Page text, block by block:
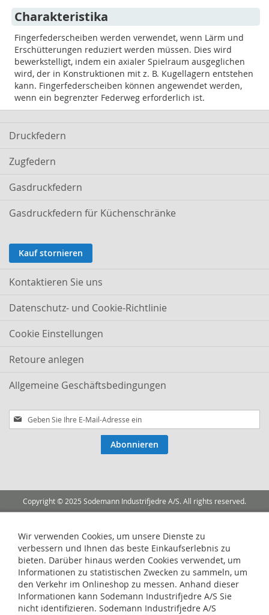
Charakteristika
Fingerfederscheiben werden verwendet, wenn Lärm und
Erschütterungen reduziert werden müssen. Dies wird
bewerkstelligt, indem ein axialer Spielraum ausgeglichen
wird, der in Konstruktionen mit z. B. Kugellagern entstehen
kann. Fingerfederscheiben können angewendet werden,
wenn ein begrenzter Federweg erforderlich ist.
Druckfedern
Zugfedern
Gasdruckfedern
Gasdruckfedern für Küchenschränke
Kauf stornieren
Kontaktieren Sie uns
Datenschutz- und Cookie-Richtlinie
Cookie Einstellungen
Retoure anlegen
Allgemeine Geschäftsbedingungen
Melden
Sie
Abonnieren
Copyright © 2025 Sodemann Industrifjedre A/S. All rights reserved.
Wir verwenden Cookies, um unsere Dienste zu
verbessern und Ihnen das beste Einkaufserlebnis zu
bieten. Darüber hinaus werden Cookies verwendet, um
Informationen zu statistischen Zwecken zu sammeln, um
den Verkehr im Onlineshop zu messen. Anhand dieser
Informationen kann Sodemann Industrifjedre A/S Sie
nicht identifizieren. Sodemann Industrifjedre A/S